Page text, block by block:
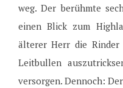
weg. Der berühmte
einen Blick zum
älterer Herr die
Leitbullen
versorgen. Dennoch: